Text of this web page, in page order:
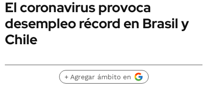
El coronavirus provoca
desempleo récord en Brasil y
Chile
+ Agregar ámbito en